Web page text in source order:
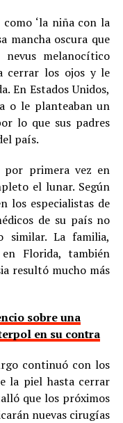
‘la niña con la
mancha oscura que
melanocítico
cerrar los ojos y le
En Estados Unidos,
o le planteaban un
lo que sus padres
país.
por primera vez en
el lunar. Según
los especialistas de
de su país no
similar. La familia,
Florida, también
resultó mucho más
sobre una
en su contra
continuó con los
la piel hasta cerrar
que los próximos
nuevas cirugías